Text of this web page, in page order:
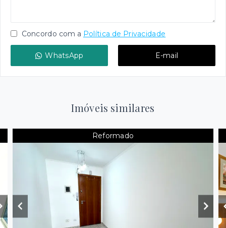
Concordo com a Política de Privacidade
WhatsApp E-mail
Imóveis similares
Reformado